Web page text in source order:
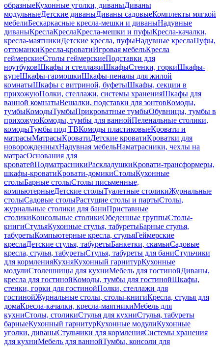
образныеКухонные уголки, диваныДиваны
модульныеДетские диваныДиваны садовыеКомплекты мягкой
мебелиБескаркасные кресла-мешки и диваныНадувные
диваныКреслаКреслаКресла-мешки и пуфыКресла-качалки,
кресла-маятникиДетские кресла, пуфыНадувные креслаПуфы,
оттоманкиКресла-кроватиИгровая мебельКресла
геймерскиеСтолы геймерскиеПодставки для
ноутбуковШкафы и стеллажиШкафыСтенки, горкиШкафы-
купеШкафы-гармошкиШкафы-пеналы для жилой
комнатыШкафы с витриной, буфетыШкафы, секции в
прихожуюПолки, стеллажи, системы храненияШкафы для
ванной комнатыВешалки, подставки для зонтовКомоды,
тумбыКомодыТумбыПрикроватные тумбыОбувницы, тумбы в
прихожуюКомоды, тумбы для ваннойПеленальные столики,
комодыТумбы под ТВКомоды пластиковыеКровати и
матрасыМатрасыКроватиДетские кроватиКроватки для
новорожденныхНадувная мебельНаматрасники, чехлы на
матрасОснования для
кроватейПодматрасникиРаскладушкиКровати-трансформеры,
шкафы-кроватиКровати-домикиСтолыКухонные
столыБарные столыСтолы письменные,
компьютерныеДетские столыТуалетные столикиЖурнальные
столыСадовые столыРастущие столы и партыСтолы,
журнальные столики для баниПриставные
столикиКонсольные столикиОбеденные группыСтолы-
книгиСтульяКухонные стулья, табуретыБарные стулья,
табуретыКомпьютерные кресла, стульяГеймерские
креслаДетские стулья, табуретыБанкетки, скамьиСадовые
кресла, стулья, табуретыСтулья, табуреты для баниСтульчики
для кормленияКухняКухонный гарнитурКухонные
модулиСтолешницы для кухниМебель для гостинойДиваны,
кресла для гостинойКомоды, тумбы для гостинойШкафы,
стенки, горки для гостинойПолки, стеллажи для
гостинойЖурнальные столы, столы-книгиКресла, стулья для
домаКресла-качалки, кресла-маятникиМебель для
кухниСтолы, столикиСтулья для кухниСтулья, табуреты
барныеКухонный гарнитурКухонные модулиКухонные
уголки, диваныСтульчики для кормленияСистемы хранения
для кухниМебель для ваннойТумбы, консоли для